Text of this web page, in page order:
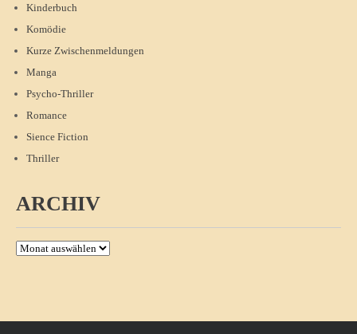
Kinderbuch
Komödie
Kurze Zwischenmeldungen
Manga
Psycho-Thriller
Romance
Sience Fiction
Thriller
ARCHIV
Archiv